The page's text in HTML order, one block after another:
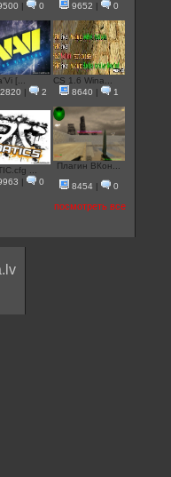
| 0
9652 | 0
[...
| 2
CS 1.6 Wina...
8640 | 1
...
| 0
Плагин ВКон...
8454| 0
посмотреть все